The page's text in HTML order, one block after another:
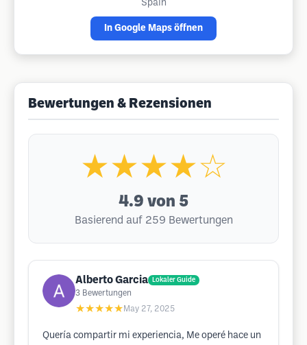
Spain
In Google Maps öffnen
Bewertungen & Rezensionen
★★★★☆
4.9 von 5
Basierend auf 259 Bewertungen
Alberto Garcia Lokaler Guide
3 Bewertungen
★★★★★ May 27, 2025
Quería compartir mi experiencia, Me operé hace un